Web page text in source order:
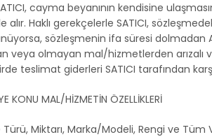
cayma beyanının kendisine
Haklı gerekçelerle SATICI,
sözleşmenin ifa süresi
olmayan mal/hizmetlerden arızalı
teslimat giderleri SATICI tarafından
KONU MAL/HİZMETİN ÖZELLİKLERİ
Miktarı, Marka/Modeli, Rengi ve